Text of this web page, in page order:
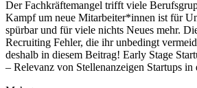
Der Fachkräftemangel trifft viele
Kampf um neue Mitarbeiter*innen ist für
spürbar und für viele nichts Neues mehr.
Recruiting Fehler, die ihr unbedingt
deshalb in diesem Beitrag! Early Stage
– Relevanz von Stellenanzeigen Startups